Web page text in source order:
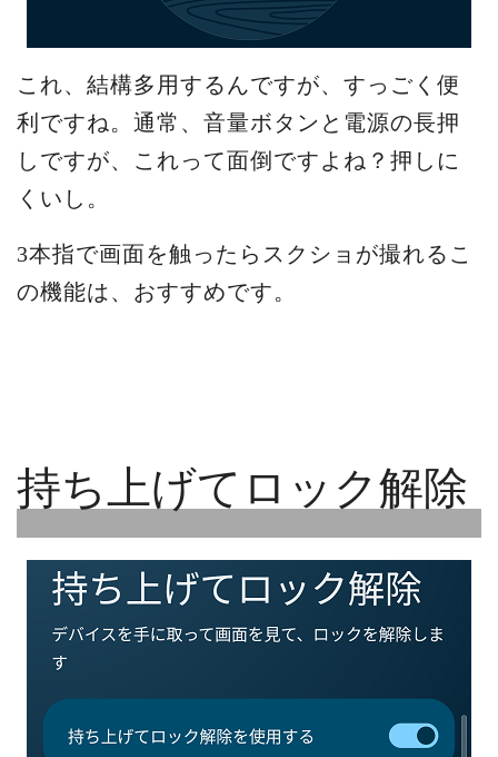
これ、結構多用するんですが、すっごく便
利ですね。通常、音量ボタンと電源の長押
しですが、これって面倒ですよね？押しに
くいし。
3本指で画面を触ったらスクショが撮れるこ
の機能は、おすすめです。
持ち上げてロック解除